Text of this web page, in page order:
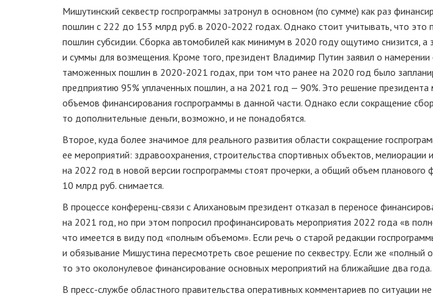
Мишутинский секвестр госпрограммы затронул в основном (по сумме) как раз
пошлин с 222 до 153 млрд руб. в 2020-2022 годах. Однако стоит учитывать, что это
пошлин субсидии. Сборка автомобилей как минимум в 2020 году ощутимо снизится, а
и суммы для возмещения. Кроме того, президент Владимир Путин заявил о
таможенных пошлин в 2020-2021 годах, при том что ранее на 2020 год было
предприятию 95% уплаченных пошлин, а на 2021 год — 90%. Это решение президента
объемов финансирования госпрограммы в данной части. Однако если сокращение
то дополнительные деньги, возможно, и не понадобятся.
Второе, куда более значимое для реального развития области сокращение
ее мероприятий: здравоохранения, строительства спортивных объектов, мелиорации
на 2022 год в новой версии госпрограммы стоят прочерки, а общий объем планового
10 млрд руб. снимается.
В процессе конференц-связи с Алихановым президент отказал в переносе
на 2021 год, но при этом попросил профинансировать мероприятия 2022 года «в
что имеется в виду под «полным объемом». Если речь о старой редакции
и обязывание Мишустина пересмотреть свое решение по секвестру. Если же «полный
то это околонулевое финансирование основных мероприятий на ближайшие два года.
В пресс-службе областного правительства оперативных комментариев по ситуации